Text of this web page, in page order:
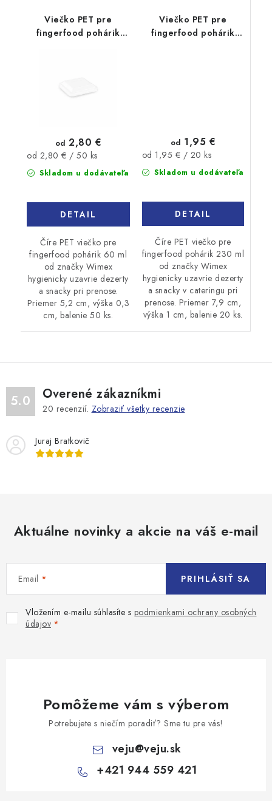
Viečko PET pre
fingerfood pohárik
Skladom u dodávateľa
od 2,80 €
Jednotková
cena:
od 2,80 € / 50 ks
DETAIL
Číre PET viečko pre
fingerfood pohárik 60 ml
od značky Wimex
hygienicky uzavrie dezerty
a snacky pri prenose.
Priemer 5,2 cm, výška 0,3
cm, balenie 50 ks.
Viečko PET pre
fingerfood pohárik
Skladom u dodávateľa
od 1,95 €
Jednotková
cena:
od 1,95 € / 20 ks
DETAIL
Číre PET viečko pre
fingerfood pohárik 230 ml
od značky Wimex
hygienicky uzavrie dezerty
a snacky v cateringu pri
prenose. Priemer 7,9 cm,
výška 1 cm, balenie 20 ks.
5.0 Overené zákazníkmi
20 recenzií. Zobraziť všetky recenzie
Juraj Bratkovič
Aktuálne novinky a akcie na váš e-mail
Email
Vložením e-mailu súhlasíte s podmienkami ochrany osobných
údajov
PRIHLÁSIŤ SA
Pomôžeme vám s výberom
Potrebujete s niečím poradiť? Sme tu pre vás!
veju@veju.sk
+421 944 559 421